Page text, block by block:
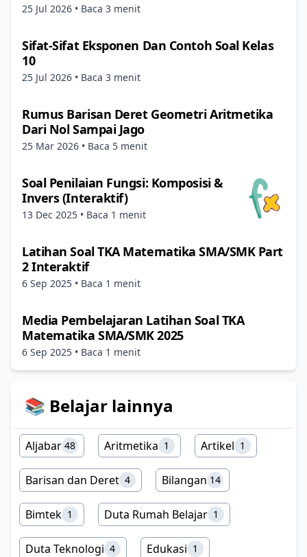
25 Jul 2026 • Baca 3 menit
Sifat-Sifat Eksponen Dan Contoh Soal Kelas
10
25 Jul 2026 • Baca 3 menit
Rumus Barisan Deret Geometri Aritmetika
Dari Nol Sampai Jago
25 Mar 2026 • Baca 5 menit
Soal Penilaian Fungsi: Komposisi &
Invers (Interaktif)
13 Dec 2025 • Baca 1 menit
Latihan Soal TKA Matematika SMA/SMK Part
2 Interaktif
6 Sep 2025 • Baca 1 menit
Media Pembelajaran Latihan Soal TKA
Matematika SMA/SMK 2025
6 Sep 2025 • Baca 1 menit
📚 Belajar lainnya
Aljabar 48 Aritmetika 1 Artikel 1
Barisan dan Deret 4 Bilangan 14
Bimtek 1 Duta Rumah Belajar 1
Duta Teknologi 4 Edukasi 1